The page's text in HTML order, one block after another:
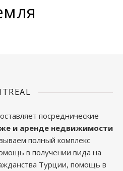
посреднические
и аренде недвижимости
полный комплекс
в получении вида на
Турции, помощь в